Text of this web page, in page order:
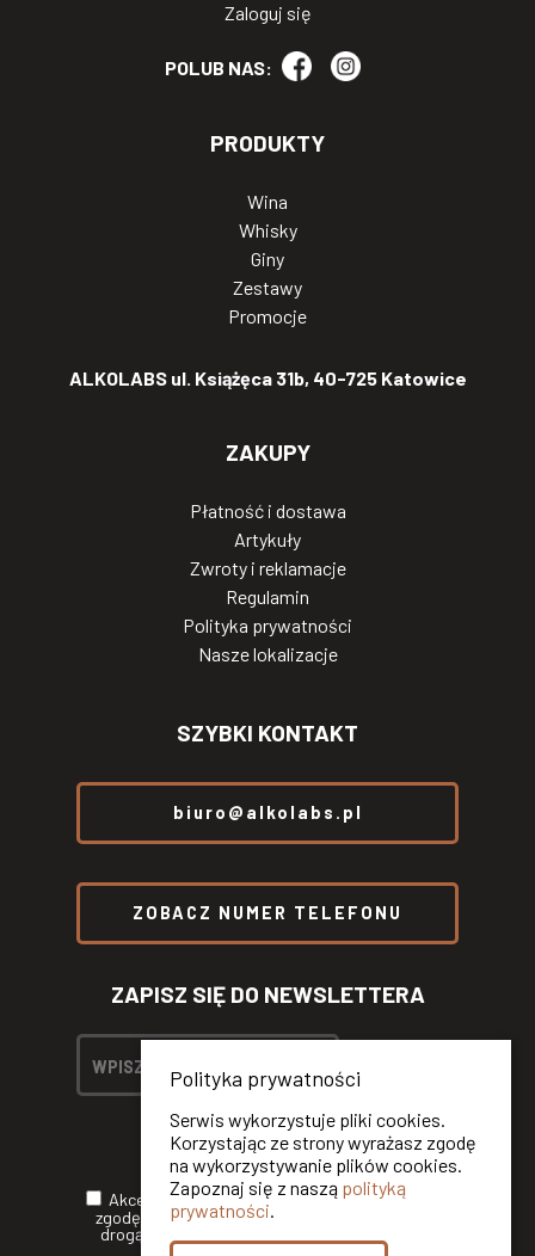
Zaloguj się
POLUB NAS:
PRODUKTY
Wina
Whisky
Giny
Zestawy
Promocje
ALKOLABS ul. Książęca 31b, 40-725 Katowice
ZAKUPY
Płatność i dostawa
Artykuły
Zwroty i reklamacje
Regulamin
Polityka prywatności
Nasze lokalizacje
SZYBKI KONTAKT
biuro@alkolabs.pl
ZOBACZ NUMER TELEFONU
ZAPISZ SIĘ DO NEWSLETTERA
AkceptujęPolitykę Prywatnościoraz wyrażam
zgodę na otrzymywanie informacji handlowych
drogą elektroniczną od ALKOLABS SP. Z O.O.*
Polityka prywatności
Serwis wykorzystuje pliki cookies.
Korzystając ze strony wyrażasz zgodę
na wykorzystywanie plików cookies.
Zapoznaj się z naszą polityką
prywatności.